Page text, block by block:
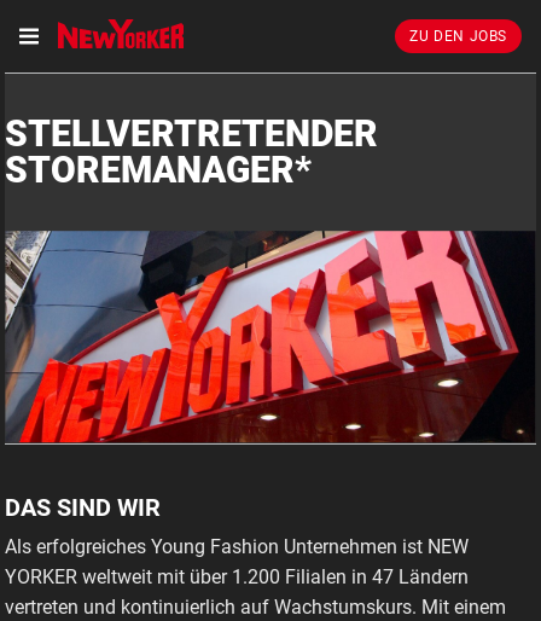
ZU DEN JOBS
STELLVERTRETENDER
STOREMANAGER*
DAS SIND WIR
Als erfolgreiches Young Fashion Unternehmen ist NEW
YORKER weltweit mit über 1.200 Filialen in 47 Ländern
vertreten und kontinuierlich auf Wachstumskurs. Mit einem